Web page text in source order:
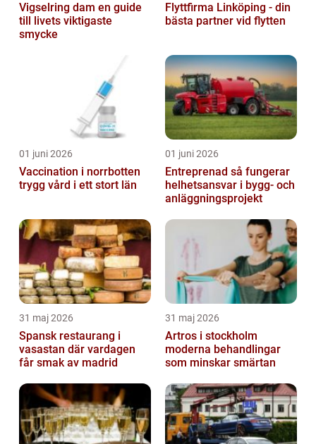
Vigselring dam en guide
till livets viktigaste
smycke
Flyttfirma Linköping - din
bästa partner vid flytten
01 juni 2026
Vaccination i norrbotten
trygg vård i ett stort län
01 juni 2026
Entreprenad så fungerar
helhetsansvar i bygg- och
anläggningsprojekt
31 maj 2026
Spansk restaurang i
vasastan där vardagen
får smak av madrid
31 maj 2026
Artros i stockholm
moderna behandlingar
som minskar smärtan